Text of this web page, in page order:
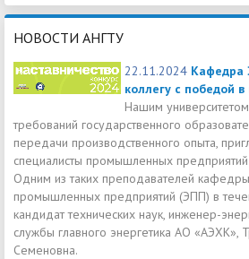
НОВОСТИ АНГТУ
22.11.2024 Кафедра
коллегу с победой
Нашим
требований государственного
передачи производственного опыта,
специалисты промышленных предприятий
Одним из таких преподавателей
промышленных предприятий (ЭПП) в
кандидат технических наук, инженер-
службы главного энергетика АО «АЭХК»,
Семеновна.